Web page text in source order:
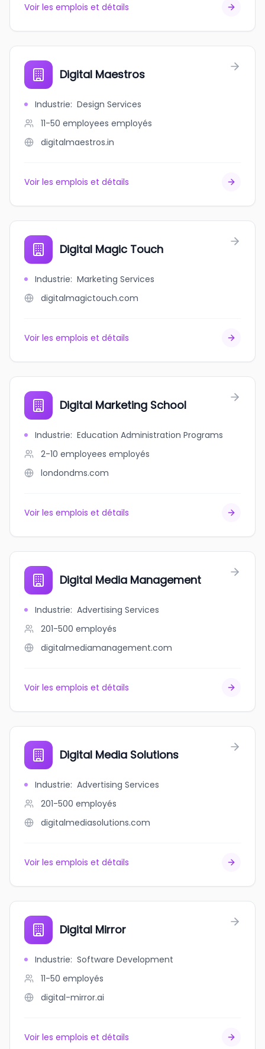
Voir les emplois et détails
Digital Maestros
Industrie: Design Services
11-50 employees employés
digitalmaestros.in
Voir les emplois et détails
Digital Magic Touch
Industrie: Marketing Services
digitalmagictouch.com
Voir les emplois et détails
Digital Marketing School
Industrie: Education Administration Programs
2-10 employees employés
londondms.com
Voir les emplois et détails
Digital Media Management
Industrie: Advertising Services
201-500 employés
digitalmediamanagement.com
Voir les emplois et détails
Digital Media Solutions
Industrie: Advertising Services
201-500 employés
digitalmediasolutions.com
Voir les emplois et détails
Digital Mirror
Industrie: Software Development
11-50 employés
digital-mirror.ai
Voir les emplois et détails